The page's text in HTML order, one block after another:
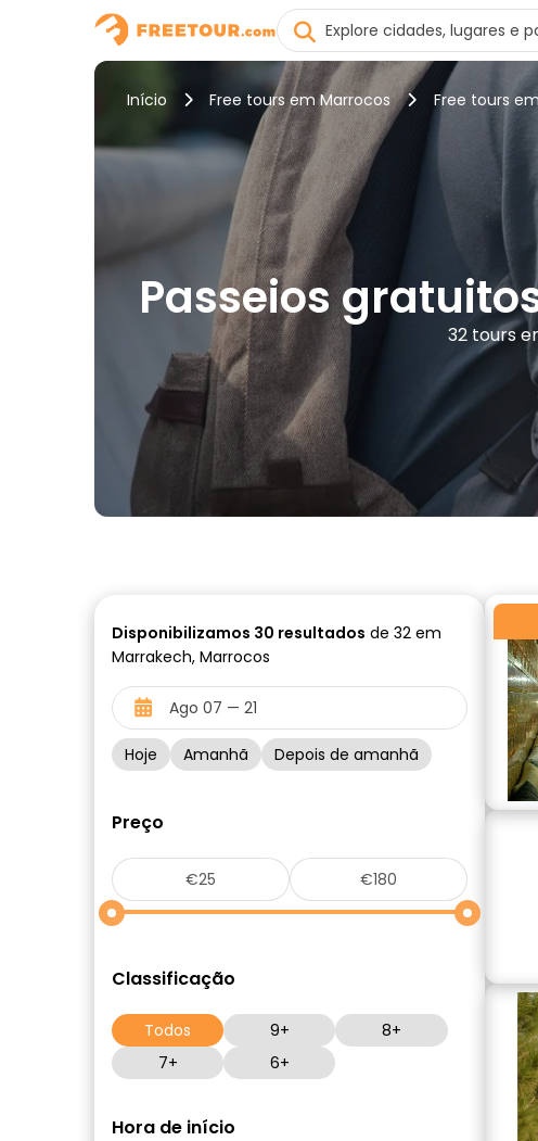
Início Free tours em Marrocos Free tours
Passeios
32 tours
Disponibilizamos 30 resultados de 32 em
Marrakech, Marrocos
Hoje Amanhã Depois de amanhã
Preço
Classificação
Todos 9+
8+
7+
6+
Hora de início